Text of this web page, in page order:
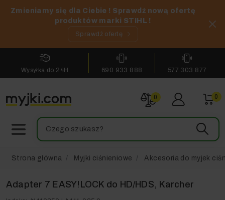
Zmieniamy się dla Ciebie ! Sprawdź nową ofertę
produktów marki STIHL !
Sprawdź ofertę
Wysyłka do 24H 690 933 888 577 303 877
0 0
Strona główna Myjki ciśnieniowe Akcesoria do myjek
Adapter 7 EASY!LOCK do HD/HDS, Karcher